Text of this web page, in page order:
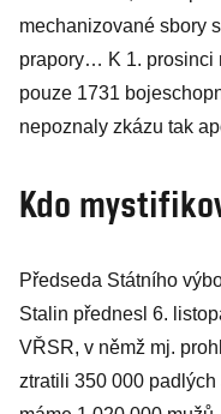
mechanizované sbory
prapory… K 1. prosinci
pouze 1731
nepoznaly zkázu tak
Kdo
Předseda Státního
Stalin přednesl 6.
VŘSR, v němž mj.
ztratili 350 000